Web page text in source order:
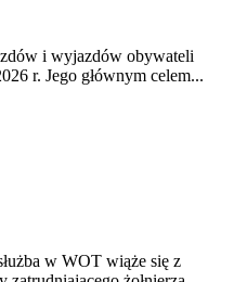
i wyjazdów obywateli
r. Jego głównym celem...
w WOT wiąże się z